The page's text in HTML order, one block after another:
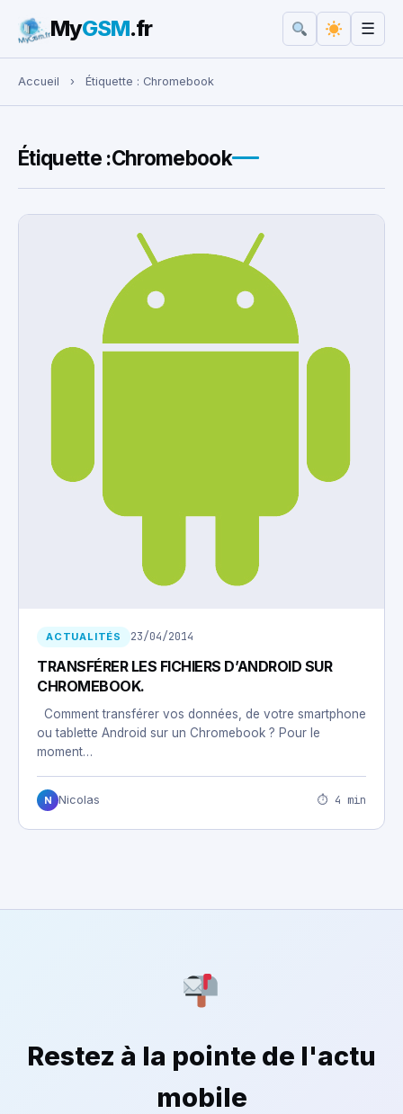
Rechercher :
MyGSM.fr ☰
Accueil › Étiquette : Chromebook
Étiquette :Chromebook
ACTUALITÉS 23/04/2014
TRANSFÉRER LES FICHIERS D’ANDROID SUR
CHROMEBOOK.
Comment transférer vos données, de votre smartphone
ou tablette Android sur un Chromebook ? Pour le
moment…
N Nicolas ⏱ 4 min
Restez à la pointe de l'actu
mobile